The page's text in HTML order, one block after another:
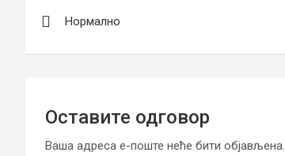
чланка
Нормално
Оставите одговор
Ваша адреса е-поште неће бити објављена.